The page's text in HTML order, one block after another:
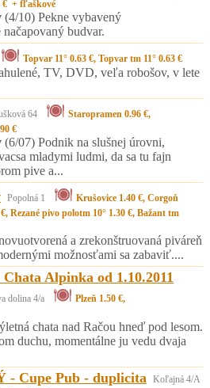
€ + fľaškové
(4/10) Pekne vybavený
budvar.
Topvar 11° 0.63 €, Topvar tm 11° 0.63 €
TV, DVD, veľa robošov, v lete
64
Staropramen 0.96 €,
€
(6/07) Podnik na slušnej úrovni,
mladymi ludmi, da sa tu fajn
pive a...
Popolná 1
Krušovice 1.40 €, Corgoň
Rezané pivo polotm 10° 1.30 €, Bažant tm
a zrekonštruovaná piváreň
možnosťami sa zabaviť....
Alpinka od 1.10.2011
dolina 4/a
Plzeň 1.50 €,
chata nad Račou hneď pod lesom.
duchu, momentálne ju vedu dvaja
- Cupe Pub - duplicita Koľajná 4/A